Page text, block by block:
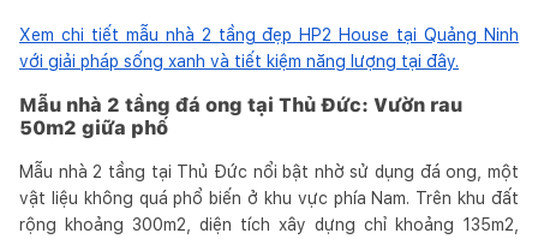
Xem chi tiết mẫu nhà 2 tầng đẹp HP2 House tại Quảng Ninh
với giải pháp sống xanh và tiết kiệm năng lượng tại đây.
Mẫu nhà 2 tầng đá ong tại Thủ Đức: Vườn rau
50m2 giữa phố
Mẫu nhà 2 tầng tại Thủ Đức nổi bật nhờ sử dụng đá ong, một
vật liệu không quá phổ biến ở khu vực phía Nam. Trên khu đất
rộng khoảng 300m2, diện tích xây dựng chỉ khoảng 135m2,